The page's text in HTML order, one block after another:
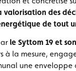
des
de tout
le Syttom 19 et
à la mesure,
une enveloppe